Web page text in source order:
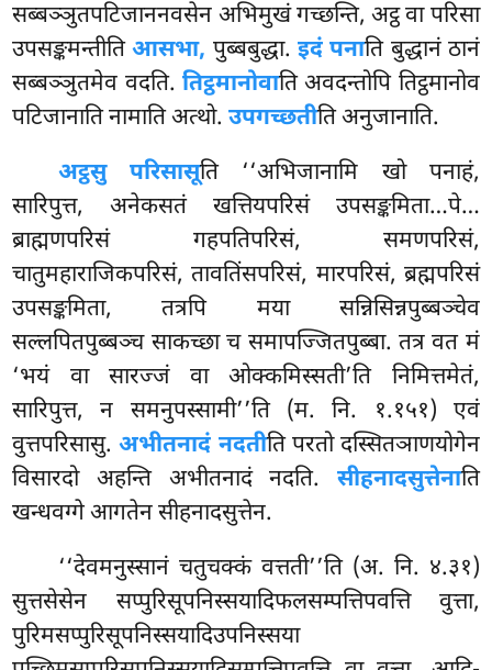
सब्बञ्ञुतपटिजाननवसेन अभिमुखं गच्छन्ति, अट्ठ वा परिसा
उपसङ्कमन्तीतिआसभा, पुब्बबुद्धा. इदं पनाति बुद्धानं ठानं
सब्बञ्ञुतमेव वदति. तिट्ठमानोवाति अवदन्तोपि तिट्ठमानोव
पटिजानाति नामाति अत्थो.उपगच्छतीति अनुजानाति.
अट्ठसु परिसासूति ‘‘अभिजानामि खो पनाहं,
सारिपुत्त, अनेकसतं खत्तियपरिसं उपसङ्कमिता…पे…
ब्राह्मणपरिसं गहपतिपरिसं, समणपरिसं,
चातुमहाराजिकपरिसं, तावतिंसपरिसं, मारपरिसं, ब्रह्मपरिसं
उपसङ्कमिता, तत्रपि मया सन्निसिन्नपुब्बञ्चेव
सल्लपितपुब्बञ्च साकच्छा च समापज्जितपुब्बा. तत्र वत मं
‘भयं वा सारज्जं वा ओक्कमिस्सती’ति निमित्तमेतं,
सारिपुत्त, न समनुपस्सामी’’ति (म. नि. १.१५१) एवं
वुत्तपरिसासु.अभीतनादं नदतीति परतो दस्सितञाणयोगेन
विसारदो अहन्ति अभीतनादं नदति. सीहनादसुत्तेनाति
खन्धवग्गे आगतेन सीहनादसुत्तेन.
‘‘देवमनुस्सानं चतुचक्कं वत्तती’’ति (अ. नि. ४.३१)
सुत्तसेसेन सप्पुरिसूपनिस्सयादिफलसम्पत्तिपवत्ति वुत्ता,
पुरिमसप्पुरिसूपनिस्सयादिउपनिस्सया